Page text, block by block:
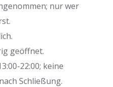
nur wer
geöffnet.
22:00; keine
Schließung.